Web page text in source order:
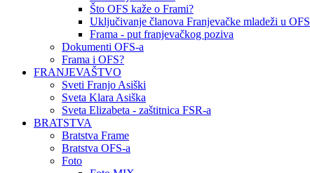
Što OFS kaže o Frami?
Uključivanje članova Franjevačke mladeži u OFS
Frama - put franjevačkog poziva
Dokumenti OFS-a
Frama i OFS?
FRANJEVAŠTVO
Sveti Franjo Asiški
Sveta Klara Asiška
Sveta Elizabeta - zaštitnica FSR-a
BRATSTVA
Bratstva Frame
Bratstva OFS-a
Foto